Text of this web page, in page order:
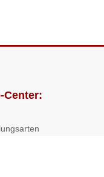
Center: